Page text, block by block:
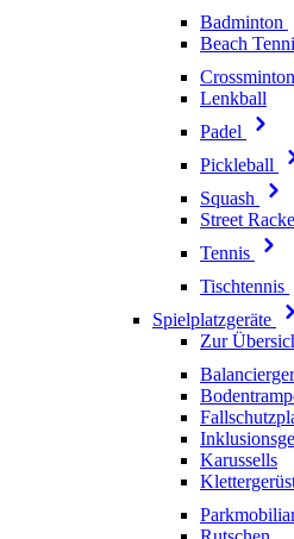
Badminton
Beach
Crossminton
Lenkball
Padel
Pickleball
Squash
Street
Tennis
Tischtennis
Spielplatzgeräte
Zur
Karussells